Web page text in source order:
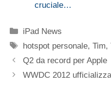
cruciale…
Categorie
iPad News
Tag
hotspot personale,Tim,
Q2 da record per Apple
WWDC 2012